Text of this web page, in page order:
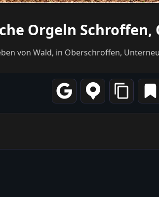
Orgeln
von Wald, in Oberschroffen,